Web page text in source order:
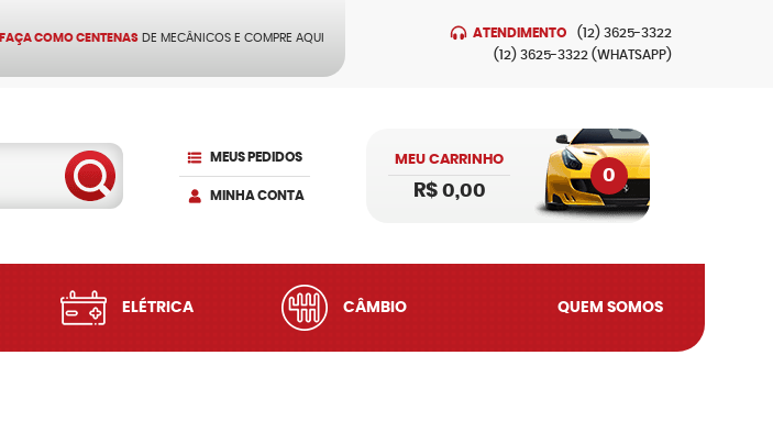
FAÇA COMO CENTENAS DE MECÂNICOS E COMPRE AQUI ATENDIMENTO (12) 3625-3322
(12) 3625-3322 (WHATSAPP)
MEUS PEDIDOS
MINHA CONTA
MEU CARRINHO
0
R$ 0,00
ELÉTRICA CÂMBIO QUEM SOMOS